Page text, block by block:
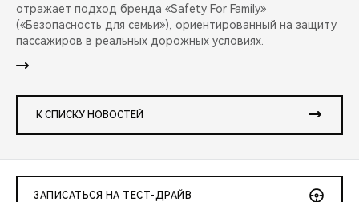
отражает подход бренда «Safety For Family»
(«Безопасность для семьи»), ориентированный на защиту
пассажиров в реальных дорожных условиях.
К СПИСКУ НОВОСТЕЙ
ЗАПИСАТЬСЯ НА ТЕСТ-ДРАЙВ